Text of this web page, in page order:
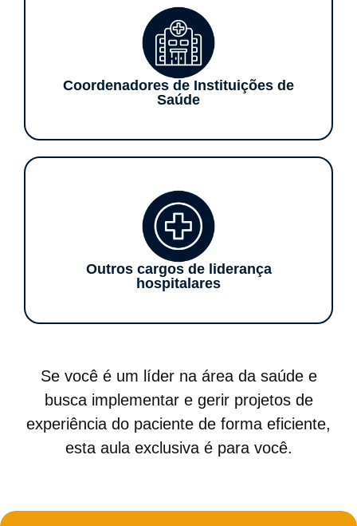
Coordenadores de Instituições de
Saúde
Outros cargos de liderança
hospitalares
Se você é um líder na área da saúde e
busca implementar e gerir projetos de
experiência do paciente de forma eficiente,
esta aula exclusiva é para você.